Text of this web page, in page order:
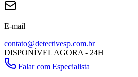
E-mail
contato@detectivesp.com.br
DISPONÍVEL AGORA - 24H
Falar com Especialista